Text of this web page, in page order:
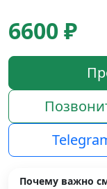
6600 ₽
Почему важно